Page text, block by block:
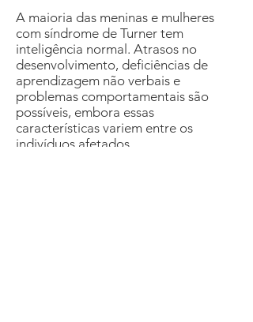
A maioria das meninas e mulheres
com síndrome de Turner tem
inteligência normal. Atrasos no
desenvolvimento, deficiências de
aprendizagem não verbais e
problemas comportamentais são
possíveis, embora essas
características variem entre os
indivíduos afetados.